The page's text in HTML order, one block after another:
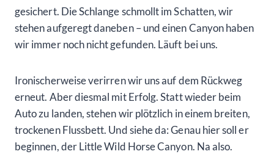
gesichert. Die Schlange schmollt im Schatten, wir
stehen aufgeregt daneben – und einen Canyon haben
wir immer noch nicht gefunden. Läuft bei uns.
Ironischerweise verirren wir uns auf dem Rückweg
erneut. Aber diesmal mit Erfolg. Statt wieder beim
Auto zu landen, stehen wir plötzlich in einem breiten,
trockenen Flussbett. Und siehe da: Genau hier soll er
beginnen, der Little Wild Horse Canyon. Na also.